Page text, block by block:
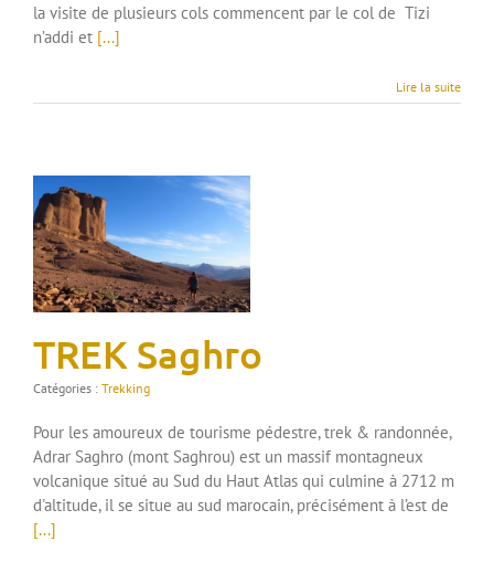
la visite de plusieurs cols commencent par le col de Tizi
n’addi et [...]
Lire la suite
TREK Saghro
Catégories : Trekking
Pour les amoureux de tourisme pédestre, trek & randonnée,
Adrar Saghro (mont Saghrou) est un massif montagneux
volcanique situé au Sud du Haut Atlas qui culmine à 2712 m
d'altitude, il se situe au sud marocain, précisément à l’est de
[...]